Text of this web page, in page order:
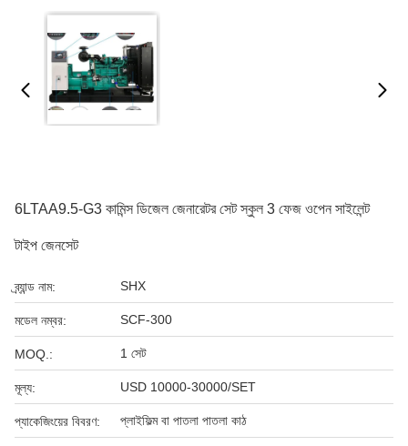
6LTAA9.5-G3 কামিন্স ডিজেল জেনারেটর সেট স্কুল 3 ফেজ ওপেন সাইলেন্ট
টাইপ জেনসেট
ব্র্যান্ড নাম: SHX
মডেল নম্বর: SCF-300
MOQ.: 1 সেট
মূল্য: USD 10000-30000/SET
প্যাকেজিংয়ের বিবরণ: প্লাইফিল্ম বা পাতলা পাতলা কাঠ